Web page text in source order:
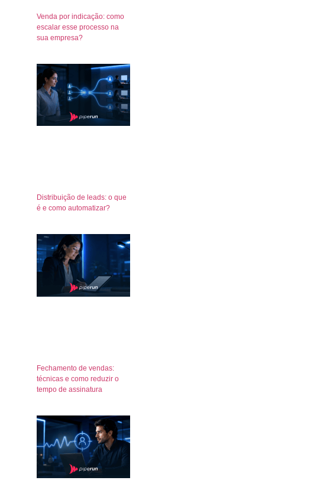
Venda por indicação: como
escalar esse processo na
sua empresa?
Distribuição de leads: o que
é e como automatizar?
Fechamento de vendas:
técnicas e como reduzir o
tempo de assinatura